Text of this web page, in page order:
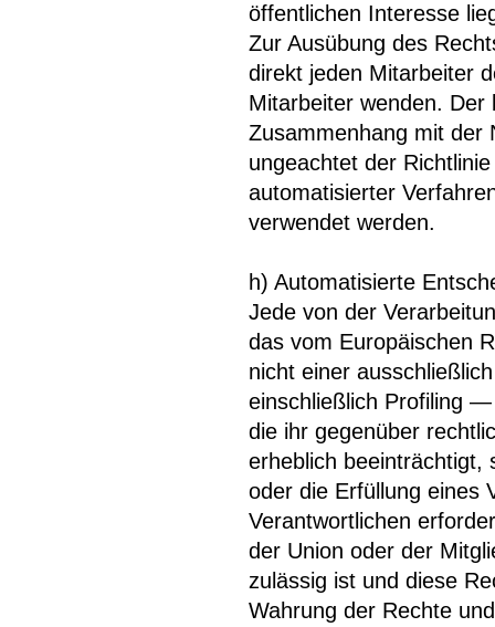
öffentlichen Interesse
Zur Ausübung des
direkt jeden Mitarbeiter
Mitarbeiter wenden.
Zusammenhang mit der
ungeachtet der
automatisierter
verwendet werden.
h) Automatisierte
Jede von der
das vom Europäischen
nicht einer
einschließlich Profiling
die ihr gegenüber
erheblich beeinträchtigt,
oder die Erfüllung eines
Verantwortlichen
der Union oder der
zulässig ist und diese
Wahrung der Rechte